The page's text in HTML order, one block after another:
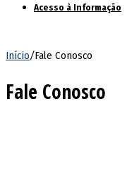
Acesso à Informação
Início/Fale Conosco
Fale Conosco